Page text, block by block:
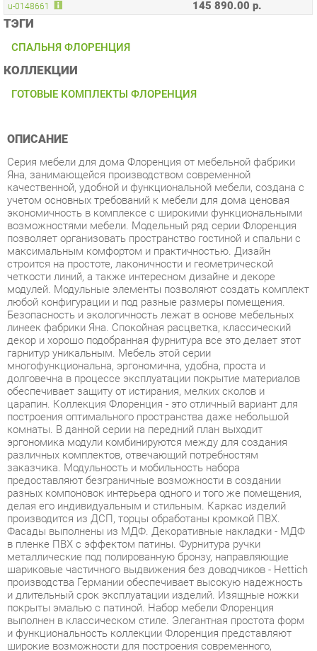
СПАЛЬНЯ ФЛОРЕНЦИЯ
КОЛЛЕКЦИИ
ГОТОВЫЕ КОМПЛЕКТЫ ФЛОРЕНЦИЯ
ОПИСАНИЕ
качественной, удобной и функциональной мебели, создана с
учетом основных требований к мебели для дома ценовая
экономичность в комплексе с широкими функциональными
возможностями мебели. Модельный ряд серии Флоренция
позволяет организовать пространство гостиной и спальни с
максимальным комфортом и практичностью. Дизайн
строится на простоте, лаконичности и геометрической
четкости линий, а также интересном дизайне и декоре
модулей. Модульные элементы позволяют создать комплект
любой конфигурации и под разные размеры помещения.
Безопасность и экологичность лежат в основе мебельных
линеек фабрики Яна. Спокойная расцветка, классический
декор и хорошо подобранная фурнитура все это делает этот
гарнитур уникальным. Мебель этой серии
многофункциональна, эргономична, удобна, проста и
долговечна в процессе эксплуатации покрытие материалов
обеспечивает защиту от истирания, мелких сколов и
царапин. Коллекция Флоренция - это отличный вариант для
построения оптимального пространства даже небольшой
комнаты. В данной серии на передний план выходит
эргономика модули комбинируются между для создания
различных комплектов, отвечающий потребностям
заказчика. Модульность и мобильность набора
предоставляют безграничные возможности в создании
разных компоновок интерьера одного и того же помещения,
делая его индивидуальным и стильным. Каркас изделий
производится из ДСП, торцы обработаны кромкой ПВХ.
Фасады выполнены из МДФ. Декоративные накладки - МДФ
в пленке ПВХ с эффектом патины. Фурнитура ручки
металлические под полированную бронзу, направляющие
шариковые частичного выдвижения без доводчиков - Hettich
производства Германии обеспечивает высокую надежность
и длительный срок эксплуатации изделий. Изящные ножки
покрыты эмалью с патиной. Набор мебели Флоренция
выполнен в классическом стиле. Элегантная простота форм
и функциональность коллекции Флоренция представляют
широкие возможности для построения современного,
динамичного и удобного интерьера комнаты. Благодаря
использованию в конструкциях светлых тонов, внешне
мебель воспринимается легкой и невесомой. Подобная
мебель не сужает пространство за счет лаконичности
дизайна и четкого изгиба линий. Это отличное решение для